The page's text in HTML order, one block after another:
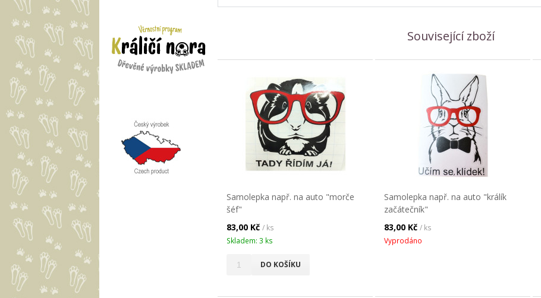
Související zboží
Samolepka např. na auto "morče
šéf"
83,00 Kč / ks
Skladem: 3 ks
DO KOŠÍKU
Samolepka např. na auto "králík
začátečník"
83,00 Kč/ ks
Vyprodáno